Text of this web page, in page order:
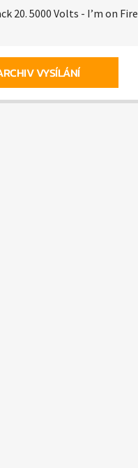
20. 5000 Volts - I’m on Fire
VYSÍLÁNÍ